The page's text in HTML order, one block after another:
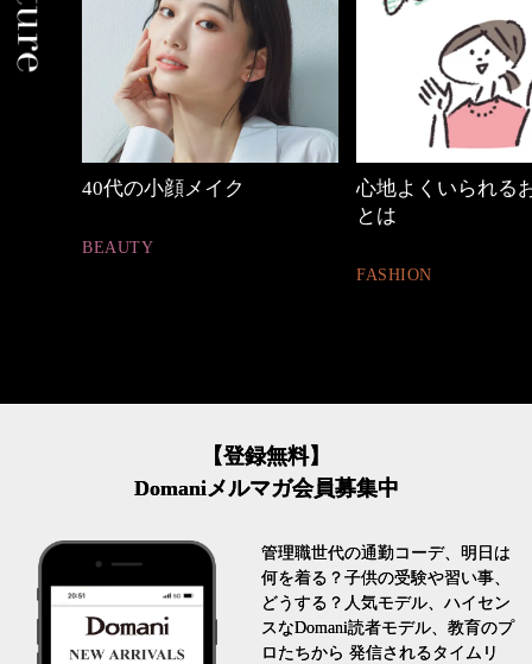
心地よくいられるおしゃれ
【ワーママのきれ
ュアル通勤】
FASHION
【登録無料】
Domaniメルマガ会員募集中
管理職世代の通勤コーデ、明日は
何を着る？子供の受験や習い事、
どうする？人気モデル、ハイセン
スなDomani読者モデル、教育のプ
ロたちから 発信されるタイムリ